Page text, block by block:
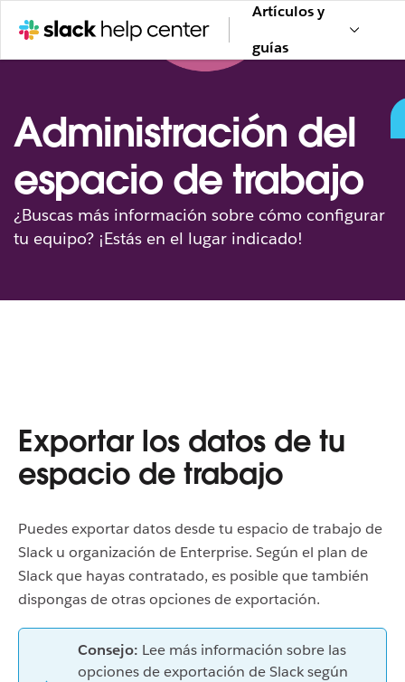
Artículos y
guías
Administración del
espacio de trabajo
¿Buscas más información sobre cómo configurar
tu equipo? ¡Estás en el lugar indicado!
Exportar los datos de tu
espacio de trabajo
Puedes exportar datos desde tu espacio de trabajo de
Slack u organización de Enterprise. Según el plan de
Slack que hayas contratado, es posible que también
dispongas de otras opciones de exportación.
Consejo: Lee más información sobre las
opciones de exportación de Slack según